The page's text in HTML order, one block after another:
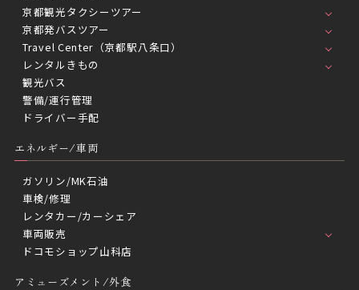
京都観光タクシーツアー
京都発バスツアー
Travel Center（京都駅八条口）
レンタルきもの
観光バス
警備/運行管理
ドライバー手配
エネルギー/車両
ガソリン/MK石油
車検/修理
レンタカー/カーシェア
車両販売
ドコモショップ山科店
アミューズメント/外食